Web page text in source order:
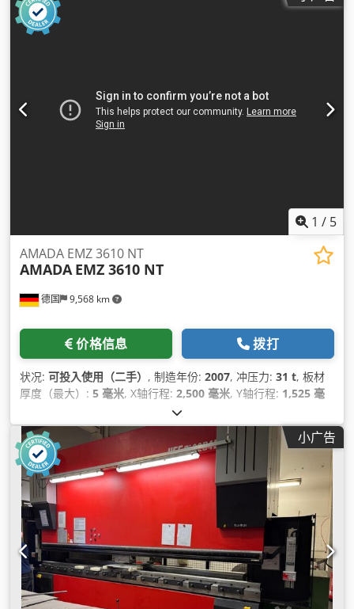
1 / 5
德国 9,568 km
AMADA EMZ 3610 NT
AMADA EMZ 3610 NT
价格信息 拨打
状况: 可投入使用（二手） , 制造年份: 2007, 冲压力: 31 t, 板材
厚度（最大）: 5 毫米, X轴行程: 2,500 毫米, Y轴行程: 1,525 毫
, 工作台承载能力:
小广告